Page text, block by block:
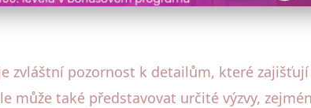
zvláštní pozornost k detailům, které
může také představovat určité výzvy,